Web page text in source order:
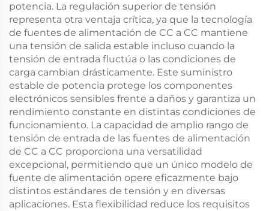
potencia. La regulación superior de tensión
representa otra ventaja crítica, ya que la tecnología
de fuentes de alimentación de CC a CC mantiene
una tensión de salida estable incluso cuando la
tensión de entrada fluctúa o las condiciones de
carga cambian drásticamente. Este suministro
estable de potencia protege los componentes
electrónicos sensibles frente a daños y garantiza un
rendimiento constante en distintas condiciones de
funcionamiento. La capacidad de amplio rango de
tensión de entrada de las fuentes de alimentación
de CC a CC proporciona una versatilidad
excepcional, permitiendo que un único modelo de
fuente de alimentación opere eficazmente bajo
distintos estándares de tensión y en diversas
aplicaciones. Esta flexibilidad reduce los requisitos